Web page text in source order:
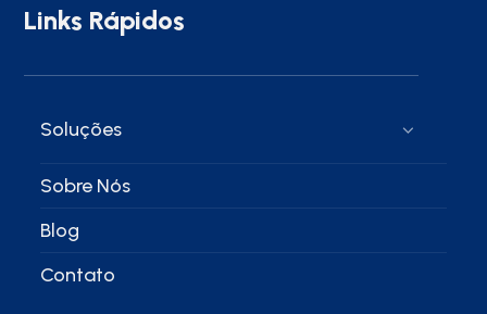
Links Rápidos
Soluções
Sobre Nós
Blog
Contato